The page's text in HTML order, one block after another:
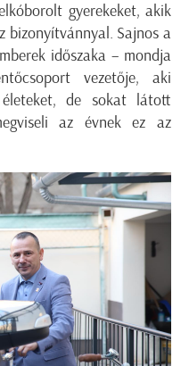
gyerekeket, akik
bizonyítvánnyal. Sajnos a
időszaka – mondja
vezetője, aki
de sokat látott
az évnek ez az